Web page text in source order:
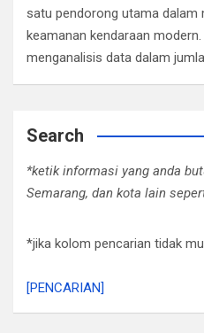
satu pendorong utama dalam
keamanan kendaraan
menganalisis data dalam
Search
*ketik informasi yang anda
Semarang, dan kota lain
*jika kolom pencarian tidak
[PENCARIAN]